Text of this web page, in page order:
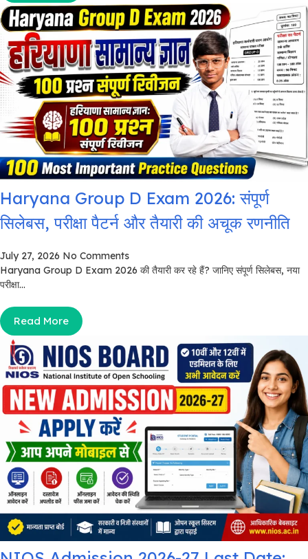
Haryana Group D Exam 2026: संपूर्ण
सिलेबस, परीक्षा पैटर्न और तैयारी की अचूक रणनीति
July 27, 2026 No Comments
Haryana Group D Exam 2026 की तैयारी कर रहे हैं? जानिए संपूर्ण सिलेबस, नया
परीक्षा...
Read More